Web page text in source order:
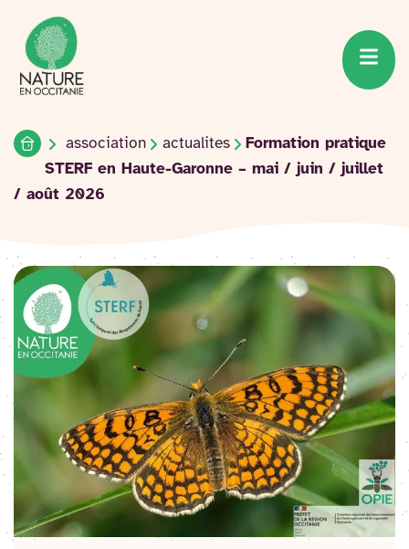
Accéder
au
contenu
Accueil du site
Accueilassociation actualites
Formation pratique
STERF en Haute-Garonne – mai / juin / juillet
/ août 2026